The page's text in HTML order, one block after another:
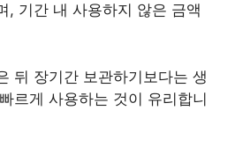
, 기간 내 사용하지 않은 금액
뒤 장기간 보관하기보다는 생
르게 사용하는 것이 유리합니